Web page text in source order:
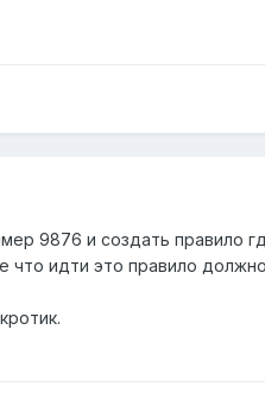
9876 и создать правило
что идти это правило